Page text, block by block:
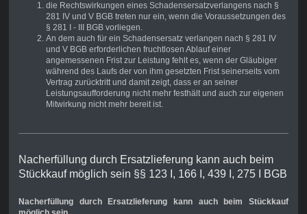
die Rechtswirkungen eines Schadensersatzverlangens nach §
281 IV und V BGB treten nur ein, wenn die Voraussetzungen des
§ 281 I - III BGB vorliegen.
An dem auch für ein Schadensersatz verlangen nach § 281 IV
und V BGB erforderlichen fruchtlosen Ablauf einer
angemessenen Frist zur Leistung fehlt es, wenn der Gläubiger
während des Laufs der von ihm gesetzten Frist seinerseits vom
Vertrag zurücktritt und damit zeigt, dass er an seiner
Leistungsaufforderung nicht mehr festhält und auch zur eigenen
Mitwirkung nicht mehr bereit ist.
Nacherfüllung durch Ersatzlieferung kann auch beim
Stückkauf möglich sein §§ 123 I, 166 I, 439 I, 275 I BGB
Nacherfüllung durch Ersatzlieferung kann auch beim Stückkauf